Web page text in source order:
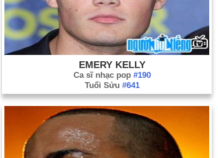
EMERY KELLY
Ca sĩ nhạc pop #190
Tuổi Sửu #641